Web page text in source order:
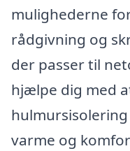
mulighederne
rådgivning og
der passer til
hjælpe dig med
hulmursisolering
varme og